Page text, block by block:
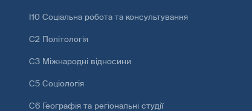
І10 Соціальна робота та консультування
С2 Політологія
С3 Міжнародні відносини
С5 Соціологія
С6 Географія та регіональні студії